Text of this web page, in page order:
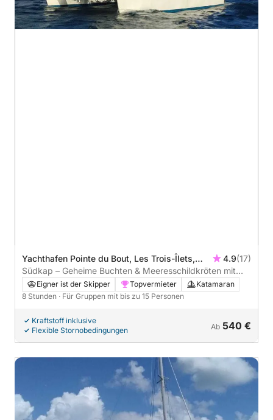
Yachthafen Pointe du Bout, Les Trois-Îlets,
Martinique
4.9(17)
Südkap – Geheime Buchten & Meeresschildkröten mit
dem Katamaran
Eigner ist der Skipper Topvermieter
Katamaran
8 Stunden · Für Gruppen mit bis zu 15 Personen
Kraftstoff inklusive
Flexible Stornobedingungen
Ab 540 €